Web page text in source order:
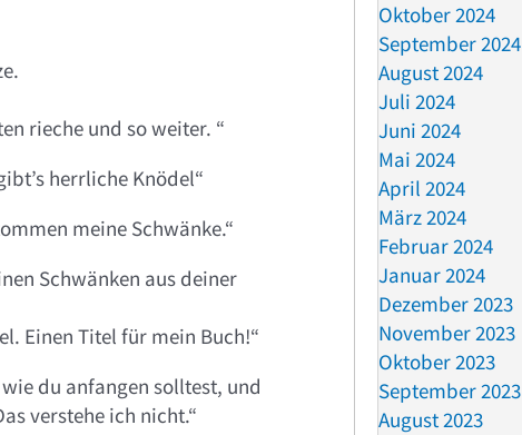
rieche und so weiter. “
herrliche Knödel“
meine Schwänke.“
Schwänken aus deiner
Einen Titel für mein Buch!“
du anfangen solltest, und
verstehe ich nicht.“
Oktober 2024
September 2024
August 2024
Juli 2024
Juni 2024
Mai 2024
April 2024
März 2024
Februar 2024
Januar 2024
Dezember 2023
November 2023
Oktober 2023
September 2023
August 2023